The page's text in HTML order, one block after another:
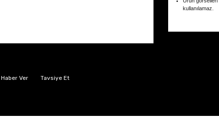
Ver Tavsiye Et
kullanılamaz.